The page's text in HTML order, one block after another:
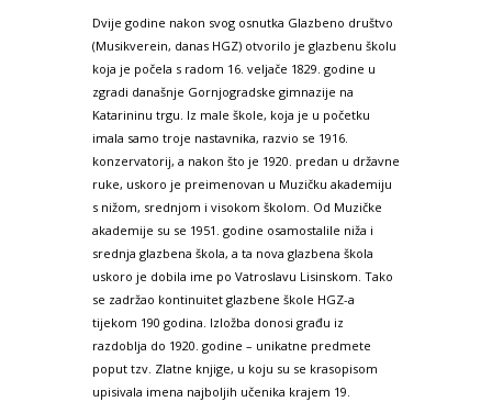
Dvije godine nakon svog osnutka Glazbeno društvo
(Musikverein, danas HGZ) otvorilo je glazbenu školu
koja je počela s radom 16. veljače 1829. godine u
zgradi današnje Gornjogradske gimnazije na
Katarininu trgu. Iz male škole, koja je u početku
imala samo troje nastavnika, razvio se 1916.
konzervatorij, a nakon što je 1920. predan u državne
ruke, uskoro je preimenovan u Muzičku akademiju
s nižom, srednjom i visokom školom. Od Muzičke
akademije su se 1951. godine osamostalile niža i
srednja glazbena škola, a ta nova glazbena škola
uskoro je dobila ime po Vatroslavu Lisinskom. Tako
se zadržao kontinuitet glazbene škole HGZ-a
tijekom 190 godina. Izložba donosi građu iz
razdoblja do 1920. godine – unikatne predmete
poput tzv. Zlatne knjige, u koju su se krasopisom
upisivala imena najboljih učenika krajem 19.